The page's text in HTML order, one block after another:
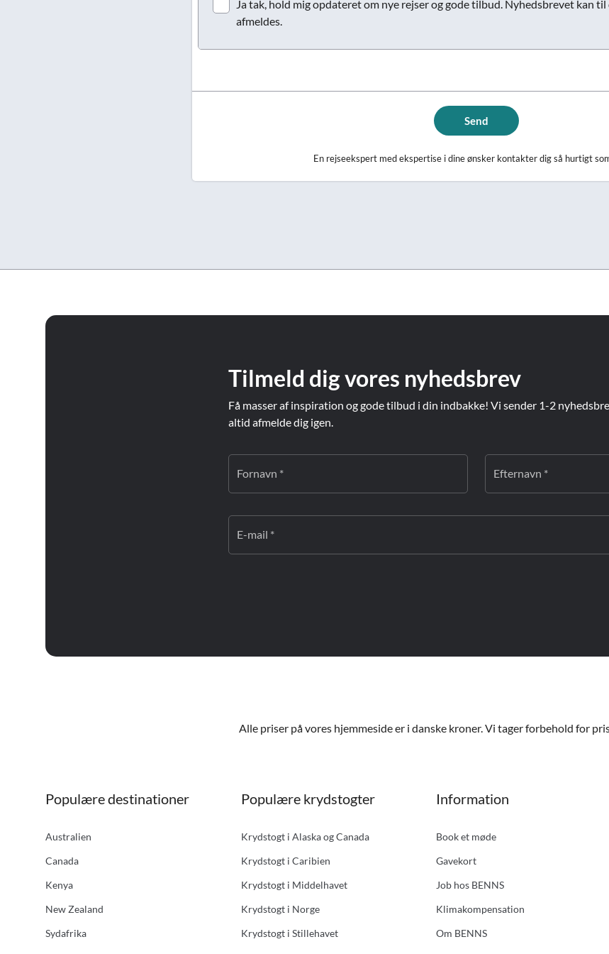
Ja tak, hold mig opdateret om nye rejser og gode tilbud. Nyhedsbrevet kan
afmeldes.
Send
En rejseekspert med ekspertise i dine ønsker kontakter dig så hurtigt
Tilmeld dig vores nyhedsbrev
Få masser af inspiration og gode tilbud i din indbakke! Vi sender 1-2
altid afmelde dig igen.
Fornavn * Efternavn *
E-mail *
Alle priser på vores hjemmeside er i danske kroner. Vi tager forbehold for
Populære destinationer
Australien
Canada
Kenya
New Zealand
Sydafrika
Populære krydstogter
Krydstogt i Alaska og Canada
Krydstogt i Caribien
Krydstogt i Middelhavet
Krydstogt i Norge
Krydstogt i Stillehavet
Information
Book et møde
Gavekort
Job hos BENNS
Klimakompensation
Om BENNS